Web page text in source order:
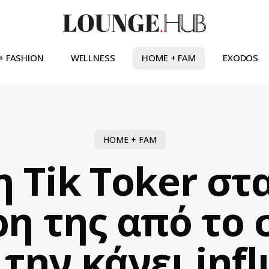
FASHION WELLNESS HOME + FAM EXODOS
HOME + FAM
Tik Toker
της από το